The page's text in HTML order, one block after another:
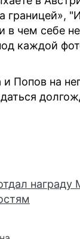
границей»,
в чем себе
каждой
Попов на
награду